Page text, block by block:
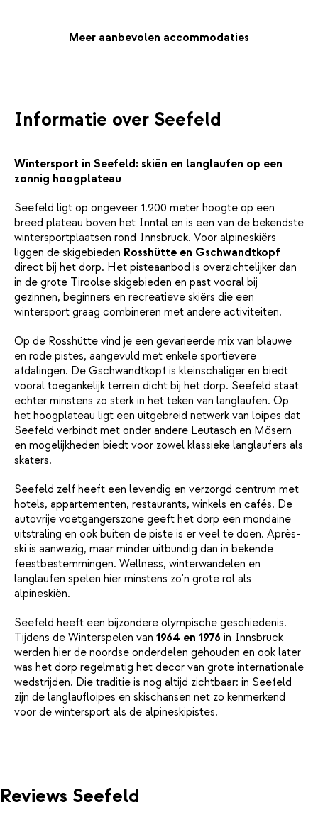
dag op de latten is het heerlijk ontspannen in het kleine maar
stilte en uitzicht. Toch ben je zo bij de Wildkogelbahn: je wandelt
er in een paar minuten naartoe. De omgeving is perfect voor wie
je schuift aan voor een stevig bergontbijt, de lucht is ijzig fris en
de bergen wachten al — klaar voor een dag vol sneeuwplezier.
Meer aanbevolen accommodaties
Informatie over Seefeld
Wintersport in Seefeld: skiën en langlaufen op een
zonnig hoogplateau
Seefeld ligt op ongeveer 1.200 meter hoogte op een
breed plateau boven het Inntal en is een van de bekendste
wintersportplaatsen rond Innsbruck. Voor alpineskiërs
liggen de skigebieden Rosshütte en Gschwandtkopf
direct bij het dorp. Het pisteaanbod is overzichtelijker dan
in de grote Tiroolse skigebieden en past vooral bij
gezinnen, beginners en recreatieve skiërs die een
wintersport graag combineren met andere activiteiten.
Op de Rosshütte vind je een gevarieerde mix van blauwe
en rode pistes, aangevuld met enkele sportievere
afdalingen. De Gschwandtkopf is kleinschaliger en biedt
vooral toegankelijk terrein dicht bij het dorp. Seefeld staat
echter minstens zo sterk in het teken van langlaufen. Op
het hoogplateau ligt een uitgebreid netwerk van loipes dat
Seefeld verbindt met onder andere Leutasch en Mösern
en mogelijkheden biedt voor zowel klassieke langlaufers als
skaters.
Seefeld zelf heeft een levendig en verzorgd centrum met
hotels, appartementen, restaurants, winkels en cafés. De
autovrije voetgangerszone geeft het dorp een mondaine
uitstraling en ook buiten de piste is er veel te doen. Après-
ski is aanwezig, maar minder uitbundig dan in bekende
feestbestemmingen. Wellness, winterwandelen en
langlaufen spelen hier minstens zo'n grote rol als
alpineskiën.
Seefeld heeft een bijzondere olympische geschiedenis.
Tijdens de Winterspelen van 1964 en 1976 in Innsbruck
werden hier de noordse onderdelen gehouden en ook later
was het dorp regelmatig het decor van grote internationale
wedstrijden. Die traditie is nog altijd zichtbaar: in Seefeld
zijn de langlaufloipes en skischansen net zo kenmerkend
voor de wintersport als de alpineskipistes.
Reviews Seefeld